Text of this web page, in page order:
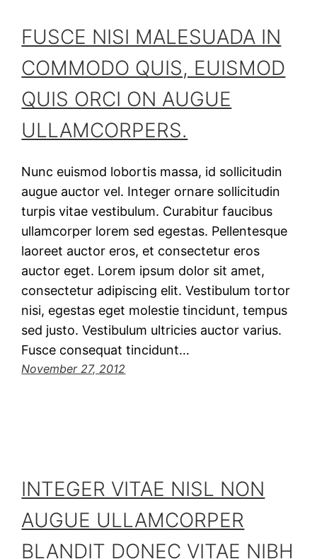
FUSCE NISI MALESUADA IN
COMMODO QUIS, EUISMOD
QUIS ORCI ON AUGUE
ULLAMCORPERS.
Nunc euismod lobortis massa, id sollicitudin
augue auctor vel. Integer ornare sollicitudin
turpis vitae vestibulum. Curabitur faucibus
ullamcorper lorem sed egestas. Pellentesque
laoreet auctor eros, et consectetur eros
auctor eget. Lorem ipsum dolor sit amet,
consectetur adipiscing elit. Vestibulum tortor
nisi, egestas eget molestie tincidunt, tempus
sed justo. Vestibulum ultricies auctor varius.
Fusce consequat tincidunt…
November 27, 2012
INTEGER VITAE NISL NON
AUGUE ULLAMCORPER
BLANDIT DONEC VITAE NIBH